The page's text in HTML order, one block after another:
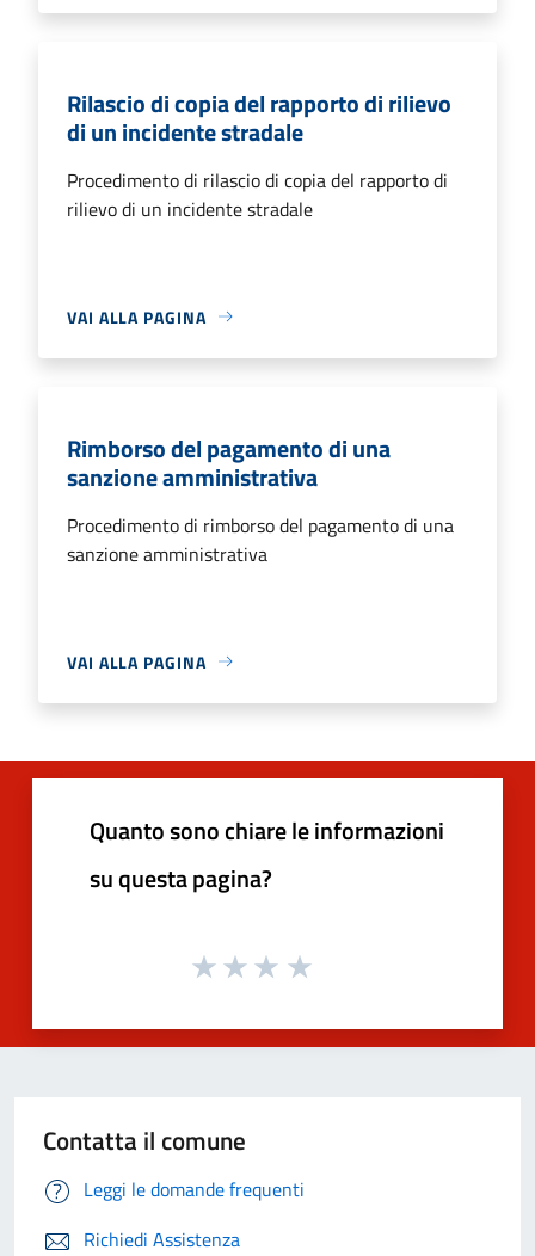
Rilascio di copia del rapporto di rilievo
di un incidente stradale
Procedimento di rilascio di copia del rapporto di
rilievo di un incidente stradale
VAI ALLA PAGINA
Rimborso del pagamento di una
sanzione amministrativa
Procedimento di rimborso del pagamento di una
sanzione amministrativa
VAI ALLA PAGINA
Quanto sono chiare le informazioni
su questa pagina?
Contatta il comune
Leggi le domande frequenti
Richiedi Assistenza